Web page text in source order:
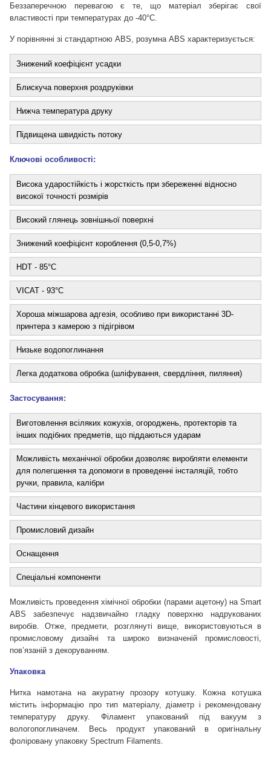
Беззаперечною перевагою є те, що матеріал зберігає свої
властивості при температурах до -40°C.
У порівнянні зі стандартною ABS, розумна ABS характеризується:
Знижений коефіцієнт усадки
Блискуча поверхня роздруківки
Нижча температура друку
Підвищена швидкість потоку
Ключові особливості:
Висока ударостійкість і жорсткість при збереженні відносно
високої точності розмірів
Високий глянець зовнішньої поверхні
Знижений коефіцієнт короблення (0,5-0,7%)
HDT - 85°C
VICAT - 93°C
Хороша міжшарова адгезія, особливо при використанні 3D-
принтера з камерою з підігрівом
Низьке водопоглинання
Легка додаткова обробка (шліфування, свердління, пиляння)
Застосування:
Виготовлення всіляких кожухів, огороджень, протекторів та
інших подібних предметів, що піддаються ударам
Можливість механічної обробки дозволяє виробляти елементи
для полегшення та допомоги в проведенні інсталяцій, тобто
ручки, правила, калібри
Частини кінцевого використання
Промисловий дизайн
Оснащення
Спеціальні компоненти
Можливість проведення хімічної обробки (парами ацетону) на Smart
ABS забезпечує надзвичайно гладку поверхню надрукованих
виробів. Отже, предмети, розглянуті вище, використовуються в
промисловому дизайні та широко визначеній промисловості,
пов’язаній з декоруванням.
Упаковка
Нитка намотана на акуратну прозору котушку. Кожна котушка
містить інформацію про тип матеріалу, діаметр і рекомендовану
температуру друку. Філамент упакований під вакуум з
вологопоглиначем. Весь продукт упакований в оригінальну
фоліровану упаковку Spectrum Filaments.